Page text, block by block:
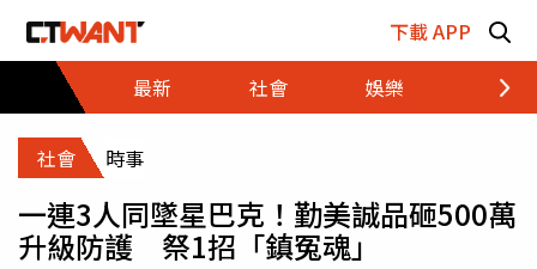
下載 APP
最新
社會 娛樂 財經
社會 時事
一連3人同墜星巴克！勤美誠品砸500萬
升級防護 祭1招「鎮冤魂」